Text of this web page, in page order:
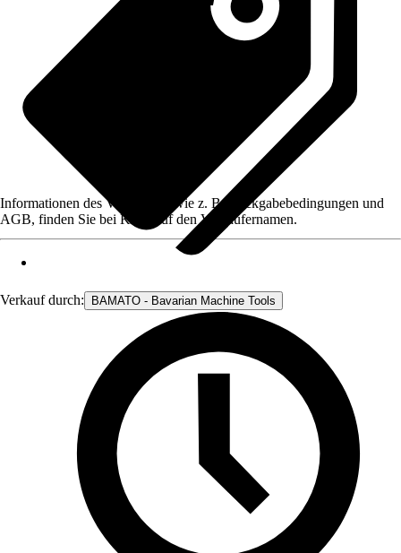
Verkauf durch: BAMATO - Bavarian Machine Tools
Informationen des Verkäufers, wie z. B. Rückgabebedingungen und
AGB, finden Sie bei Klick auf den Verkäufernamen.